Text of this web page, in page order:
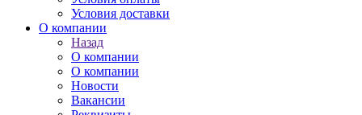
Условия доставки
О компании
Назад
О компании
О компании
Новости
Вакансии